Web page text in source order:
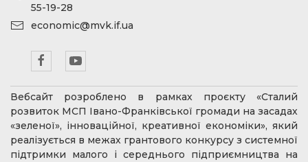
55-19-28
economic@mvk.if.ua
Вебсайт розроблено в рамках проєкту «Сталий
розвиток МСП Івано-Франківської громади на засадах
«зеленої», інноваційної, креативної економіки», який
реалізується в межах грантового конкурсу з системної
підтримки малого і середнього підприємництва на